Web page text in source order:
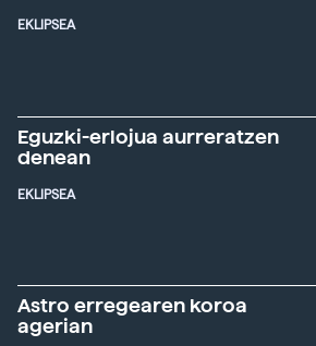
EKLIPSEA
Eguzki-erlojua aurreratzen
denean
EKLIPSEA
Astro erregearen koroa
agerian